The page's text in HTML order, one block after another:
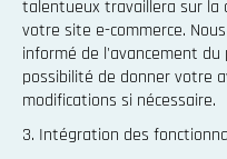
talentueux travaillera sur la
votre site e-commerce.
informé de l'avancement
possibilité de donner votre
modifications si nécessaire.
3. Intégration des